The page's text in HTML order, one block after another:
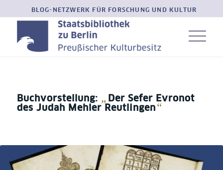
BLOG-NETZWERK FÜR FORSCHUNG UND KULTUR
Buchvorstellung: „ Der Sefer Evronot
des Judah Mehler Reutlingen “